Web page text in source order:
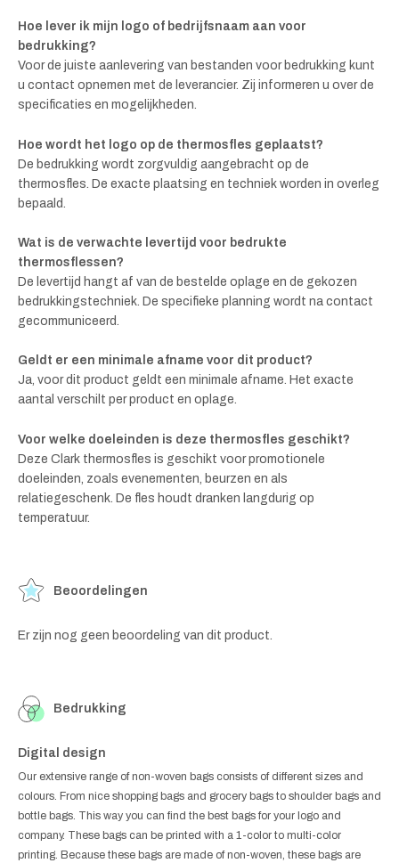
Hoe lever ik mijn logo of bedrijfsnaam aan voor
bedrukking?
Voor de juiste aanlevering van bestanden voor bedrukking kunt
u contact opnemen met de leverancier. Zij informeren u over de
specificaties en mogelijkheden.
Hoe wordt het logo op de thermosfles geplaatst?
De bedrukking wordt zorgvuldig aangebracht op de
thermosfles. De exacte plaatsing en techniek worden in overleg
bepaald.
Wat is de verwachte levertijd voor bedrukte
thermosflessen?
De levertijd hangt af van de bestelde oplage en de gekozen
bedrukkingstechniek. De specifieke planning wordt na contact
gecommuniceerd.
Geldt er een minimale afname voor dit product?
Ja, voor dit product geldt een minimale afname. Het exacte
aantal verschilt per product en oplage.
Voor welke doeleinden is deze thermosfles geschikt?
Deze Clark thermosfles is geschikt voor promotionele
doeleinden, zoals evenementen, beurzen en als
relatiegeschenk. De fles houdt dranken langdurig op
temperatuur.
Beoordelingen
Er zijn nog geen beoordeling van dit product.
Bedrukking
Digital design
Our extensive range of non-woven bags consists of different sizes and
colours. From nice shopping bags and grocery bags to shoulder bags and
bottle bags. This way you can find the best bags for your logo and
company. These bags can be printed with a 1-color to multi-color
printing. Because these bags are made of non-woven, these bags are